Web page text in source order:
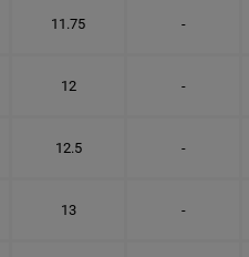
11.75 -
12 -
12.5 -
13 -